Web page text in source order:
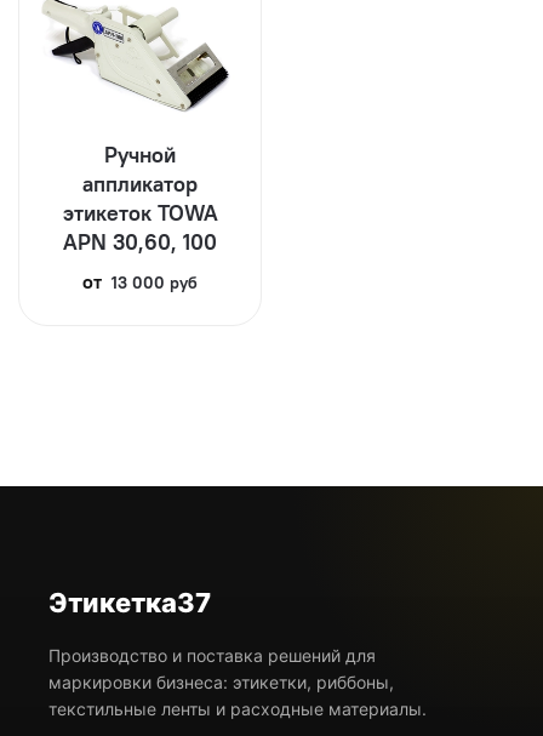
Ручной
аппликатор
этикеток TOWA
APN 30,60, 100
от 13 000 руб
Этикетка37
Производство и поставка решений для
маркировки бизнеса: этикетки, риббоны,
текстильные ленты и расходные материалы.